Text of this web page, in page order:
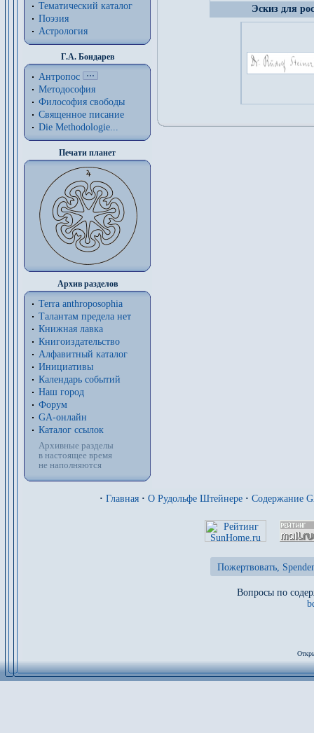
Тематический каталог
Поэзия
Астрология
Г.А. Бондарев
Антропос
Методософия
Философия cвободы
Священное писание
Die Methodologie...
Печати планет
Архив разделов
Terra anthroposophia
Талантам предела нет
Книжная лавка
Книгоиздательство
Алфавитный каталог
Инициативы
Календарь событий
Наш город
Форум
GA-онлайн
Каталог ссылок
Архивные разделы
в настоящее время
не наполняются
Эскиз для
· Главная · О Рудольфе Штейнере · Содержание
Пожертвовать,
Вопросы по